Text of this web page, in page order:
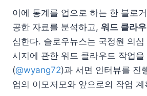
이에 통계를 업으로 하는 한 블로
공한 자료를 분석하고, 워드 클라
심한다. 슬로우뉴스는 국정원 의심
시지에 관한 워드 클라우드 작업을
(@wyang72)과 서면 인터뷰를 진
업의 이모저모와 앞으로의 작업